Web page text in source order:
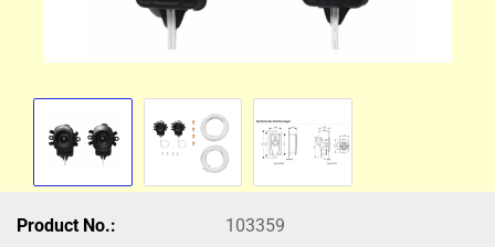
Product No.:
103359